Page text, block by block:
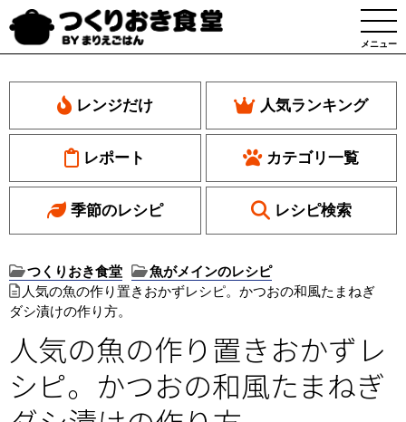
メニュー
レンジだけ 人気ランキング
レポート カテゴリ一覧
季節のレシピ レシピ検索
つくりおき食堂
魚がメインのレシピ
人気の魚の作り置きおかずレシピ。かつおの和風たまねぎ
ダシ漬けの作り方。
人気の魚の作り置きおかずレ
シピ。かつおの和風たまねぎ